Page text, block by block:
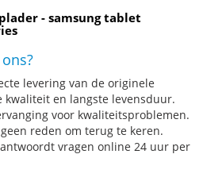
- samsung tablet
levering van de originele
kwaliteit en langste levensduur.
voor kwaliteitsproblemen.
reden om terug te keren.
vragen online 24 uur per